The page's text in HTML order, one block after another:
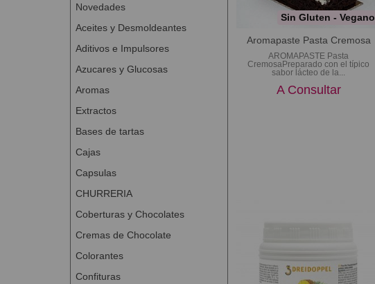
Novedades
Aceites y Desmoldeantes
Aditivos e Impulsores
Azucares y Glucosas
Aromas
Extractos
Bases de tartas
Cajas
Capsulas
CHURRERIA
Coberturas y Chocolates
Cremas de Chocolate
Colorantes
Confituras
Sin Gluten - Vegano
Aromapaste Pasta Cremosa
AROMAPASTE Pasta
CremosaPreparado con el típico
sabor lácteo de la...
A Consultar